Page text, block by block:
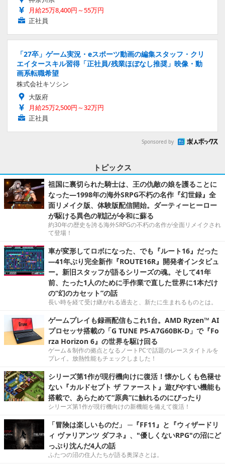
月給25万8,400円～55万円
正社員
「27卒」ゲーム実況・eスポーツ動画の編集スタッフ・クリ
エイタースキル習得「正社員/残業ほぼなし推奨」映像・動
画系転職希望
株式会社キソシン
大阪府
月給25万2,500円～32万円
正社員
Sponsored by
トピックス
祖国に裏切られた騎士は、王の仇敵の娘を護ることに
なった―1998年の海外SRPG不朽の名作『幻世録』全
面リメイク版、体験版配信開始。ダーティーヒーロー
が駆ける異色の戦記が令和に蘇る
約30年の歴史を誇る海外SRPGの不朽の名作が全面リメイクされ
て登場！
車が変形してロボになった、でも『ルート16』だった
―41年ぶり完全新作『ROUTE16R』開発者インタビュ
ー。新旧スタッフが語るシリーズの魂。そして41年
前、たった1人のために手作業で直した世界に1本だけ
の“幻のカセット”の話
長い時を経て受け継がれる過去と、新たに生まれるものとは。
ゲームプレイも録画配信もこれ1台。AMD Ryzen™ AI
プロセッサ搭載の「G TUNE P5-A7G60BK-D」で『Fo
rza Horizon 6』の世界を駆け回る
ゲーム＆制作の拠点となるノートPCで話題のレースタイトルを
プレイ。放熱性能もチェックしました！
シリーズ第1作が現行機向けに復活！懐かしくも色褪せ
ない『カルドセプト ザ ファースト』遊びやすい機能も
搭載で、あらためて“原典”に触れるのにぴったり
シリーズ第1作が現行機向けの新機能を備えて復活！
「冒険は楽しいものだ」 ─『FF11』と『ウィザードリ
ィ ヴァリアンツ ダフネ』、"優しくないRPG"の沼にど
っぷり沈んだ4人の話
ふたつの沼の住人たちが語る奥深さとは。